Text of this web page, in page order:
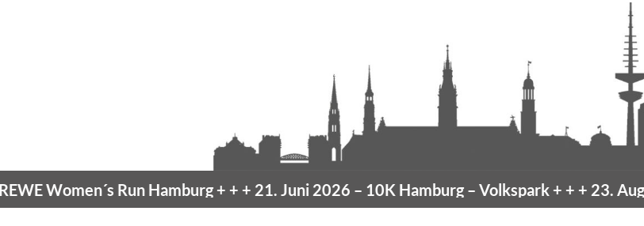
Run Hamburg + + +21. Juni 2026 –10K Hamburg– Volkspark+ + +23. August